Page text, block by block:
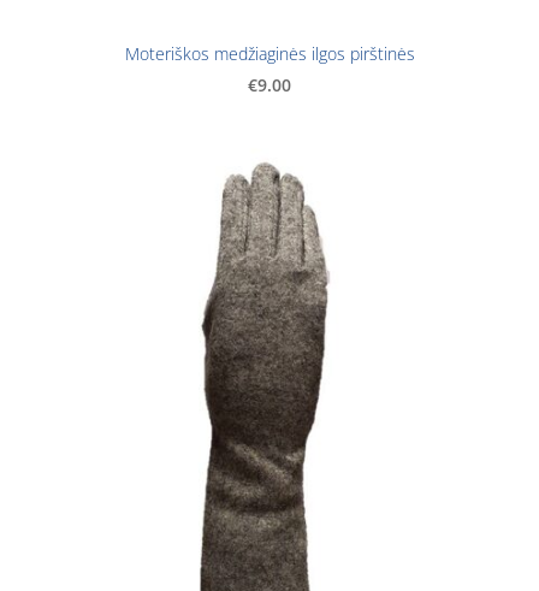
Moteriškos medžiaginės ilgos pirštinės
€9.00